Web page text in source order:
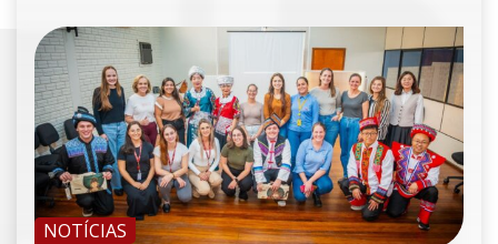
NOTÍCIAS